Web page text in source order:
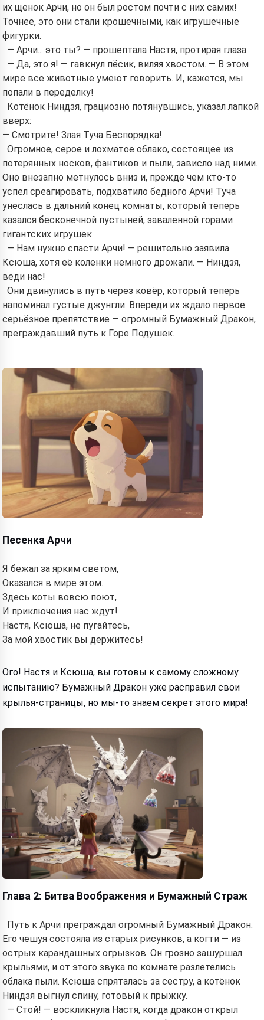
их щенок Арчи, но он был ростом почти с них самих!
Точнее, это они стали крошечными, как игрушечные
фигурки.
— Арчи... это ты? — прошептала Настя, протирая глаза.
— Да, это я! — гавкнул пёсик, виляя хвостом. — В этом
мире все животные умеют говорить. И, кажется, мы
попали в переделку!
Котёнок Ниндзя, грациозно потянувшись, указал лапкой
вверх:
— Смотрите! Злая Туча Беспорядка!
Огромное, серое и лохматое облако, состоящее из
потерянных носков, фантиков и пыли, зависло над ними.
Оно внезапно метнулось вниз и, прежде чем кто-то
успел среагировать, подхватило бедного Арчи! Туча
унеслась в дальний конец комнаты, который теперь
казался бесконечной пустыней, заваленной горами
гигантских игрушек.
— Нам нужно спасти Арчи! — решительно заявила
Ксюша, хотя её коленки немного дрожали. — Ниндзя,
веди нас!
Они двинулись в путь через ковёр, который теперь
напоминал густые джунгли. Впереди их ждало первое
серьёзное препятствие — огромный Бумажный Дракон,
преграждавший путь к Горе Подушек.
Песенка Арчи
Я бежал за ярким светом,
Оказался в мире этом.
Здесь коты вовсю поют,
И приключения нас ждут!
Настя, Ксюша, не пугайтесь,
За мой хвостик вы держитесь!
Ого! Настя и Ксюша, вы готовы к самому сложному
испытанию? Бумажный Дракон уже расправил свои
крылья-страницы, но мы-то знаем секрет этого мира!
Глава 2: Битва Воображения и Бумажный Страж
Путь к Арчи преграждал огромный Бумажный Дракон.
Его чешуя состояла из старых рисунков, а когти — из
острых карандашных огрызков. Он грозно зашуршал
крыльями, и от этого звука по комнате разлетелись
облака пыли. Ксюша спряталась за сестру, а котёнок
Ниндзя выгнул спину, готовый к прыжку.
— Стой! — воскликнула Настя, когда дракон открыл